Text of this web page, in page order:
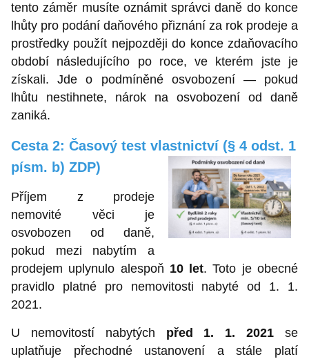
tento záměr musíte oznámit správci daně do konce
lhůty pro podání daňového přiznání za rok prodeje a
prostředky použít nejpozději do konce zdaňovacího
období následujícího po roce, ve kterém jste je
získali. Jde o podmíněné osvobození — pokud
lhůtu nestihnete, nárok na osvobození od daně
zaniká.
Cesta 2: Časový test vlastnictví (§ 4 odst. 1
písm. b) ZDP)
Příjem z prodeje
nemovité věci je
osvobozen od daně,
pokud mezi nabytím a
prodejem uplynulo alespoň 10 let. Toto je obecné
pravidlo platné pro nemovitosti nabyté od 1. 1.
2021.
U nemovitostí nabytých před 1. 1. 2021 se
uplatňuje přechodné ustanovení a stále platí